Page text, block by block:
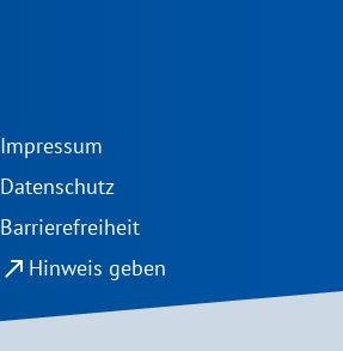
Impressum
Datenschutz
Barrierefreiheit
north_east Hinweis geben